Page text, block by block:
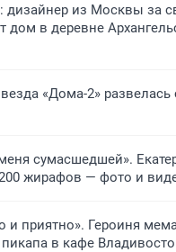
дизайнер из Москвы за
дом в деревне
«Дома-2»
сумасшедшей».
жирафов — фото и
и приятно». Героиня
пикапа в кафе